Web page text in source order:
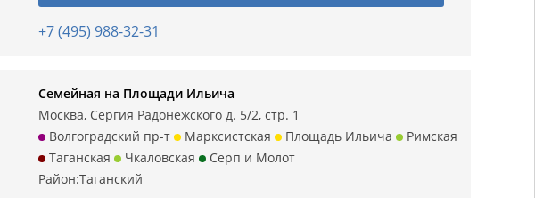
+7 (495) 988-32-31
Семейная на Площади Ильича
Москва, Сергия Радонежского д. 5/2, стр. 1
Волгоградский пр-т
Марксистская Площадь Ильича
Римская
Таганская
Чкаловская
Серп и Молот
Район:Таганский